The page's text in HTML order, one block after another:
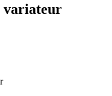
variateur